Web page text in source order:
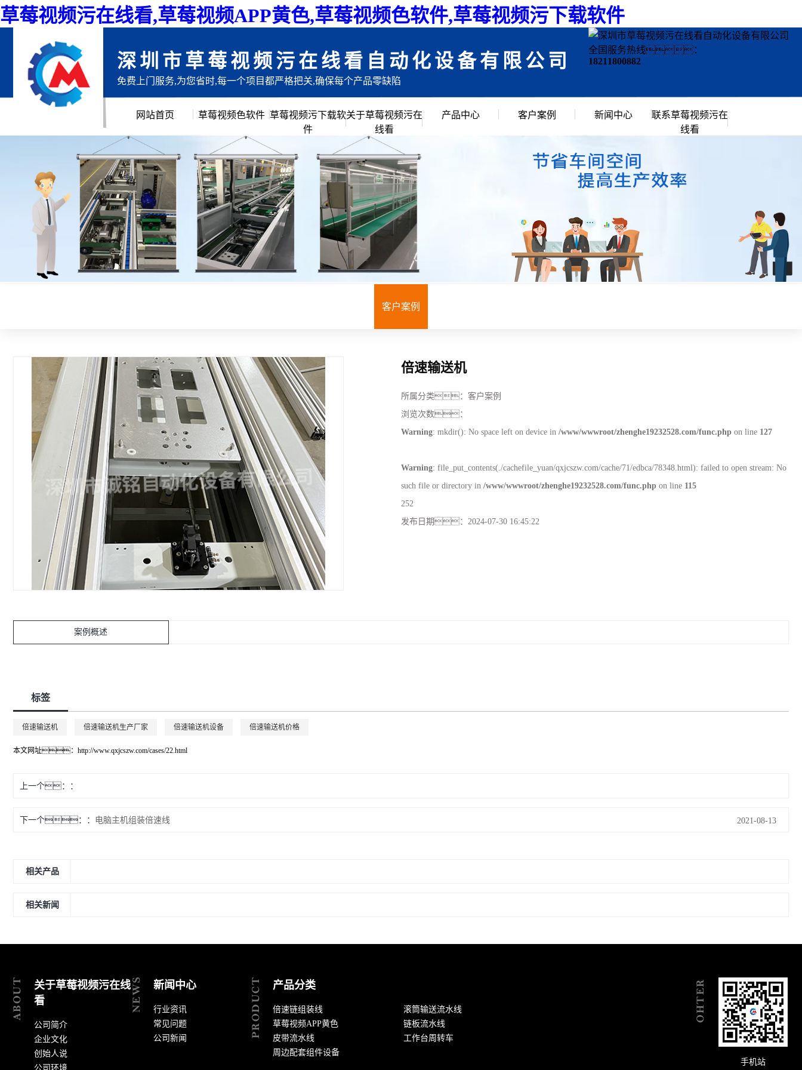
草莓视频污在线看,草莓视频APP黄色,草莓视频色软件,草莓视频污下载软件
深圳市草莓视频污在线看自动化设备有限公司
免费上门服务,为您省时,每一个项目都严格把关,确保每个产品零缺陷
全国服务热线：
18211800882
网站首页 草莓视频色软件 草莓视频污下载软
件
关于草莓视频污在
线看
公司简介
企业文化
创始人说
公司环境
产品中心
滑板车倍链组装线
电动滚筒倍速链
模组倍速链
客户案例 新闻中心
行业资讯
常见问题
公司新闻
联系草莓视频污在
线看
客户案例
倍速输送机
所属分类： 客户案例
浏览次数：
Warning: mkdir(): No space left on device in /www/wwwroot/zhenghe19232528.com/func.php on line 127
Warning: file_put_contents(./cachefile_yuan/qxjcszw.com/cache/71/edbca/78348.html): failed to open stream: No
such file or directory in /www/wwwroot/zhenghe19232528.com/func.php on line 115
252
发布日期： 2024-07-30 16:45:22
案例概述
标签
倍速输送机 倍速输送机生产厂家 倍速输送机设备 倍速输送机价格
本文网址： http://www.qxjcszw.com/cases/22.html
上一个：
下一个： 电脑主机组装倍速线 2021-08-13
相关产品
相关新闻
关于草莓视频污在线
看
公司简介
企业文化
创始人说
公司环境
新闻中心
行业资讯
常见问题
公司新闻
产品分类
倍速链组装线
滚筒输送流水线
草莓视频APP黄色
链板流水线
皮带流水线
工作台周转车
周边配套组件设备
手机站